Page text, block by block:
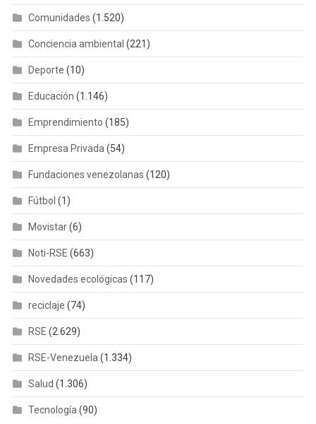
Emprendimiento(185)
Empresa Privada(54)
Fundaciones venezolanas
Fútbol(1)
Movistar(6)
Noti-RSE(663)
Novedades ecológicas(117)
reciclaje(74)
RSE(2.629)
RSE-Venezuela
Salud(1.306)
Tecnología(90)
RECIENTES